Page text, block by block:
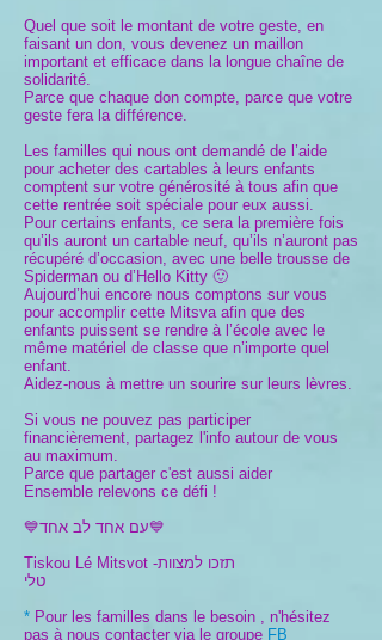
Quel que soit le montant de votre geste, en
faisant un don, vous devenez un maillon
important et efficace dans la longue chaîne de
solidarité.
Parce que chaque don compte, parce que votre
geste fera la différence.
Les familles qui nous ont demandé de l’aide
pour acheter des cartables à leurs enfants
comptent sur votre générosité à tous afin que
cette rentrée soit spéciale pour eux aussi.
Pour certains enfants, ce sera la première fois
qu’ils auront un cartable neuf, qu’ils n’auront pas
récupéré d’occasion, avec une belle trousse de
Spiderman ou d’Hello Kitty 🙂
Aujourd’hui encore nous comptons sur vous
pour accomplir cette Mitsva afin que des
enfants puissent se rendre à l’école avec le
même matériel de classe que n’importe quel
enfant.
Aidez-nous à mettre un sourire sur leurs lèvres.
Si vous ne pouvez pas participer
financièrement, partagez l'info autour de vous
au maximum.
Parce que partager c'est aussi aider
Ensemble relevons ce défi !
💙עם אחד לב אחד💙
טלי
* Pour les familles dans le besoin , n'hésitez
pas à nous contacter via le groupe FB